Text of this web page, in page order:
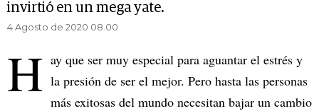
invirtió en un mega yate.
4 Agosto de 2020 08.00
H ay que ser muy especial para aguantar el estrés y
la presión de ser el mejor. Pero hasta las personas
más exitosas del mundo necesitan bajar un cambio